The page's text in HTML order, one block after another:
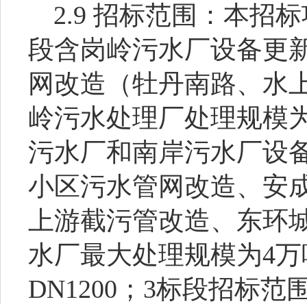
2.9招标范围：本招
段含岗岭污水厂设备更
网改造（牡丹南路、水
岭污水处理厂处理规模
污水厂和南岸污水厂设
小区污水管网改造、安
上游截污管改造、东
水厂最大处理规模为4
DN1200 ； 3标段招标范